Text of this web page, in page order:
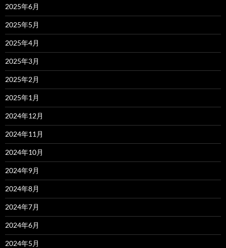
2025年6月
2025年5月
2025年4月
2025年3月
2025年2月
2025年1月
2024年12月
2024年11月
2024年10月
2024年9月
2024年8月
2024年7月
2024年6月
2024年5月